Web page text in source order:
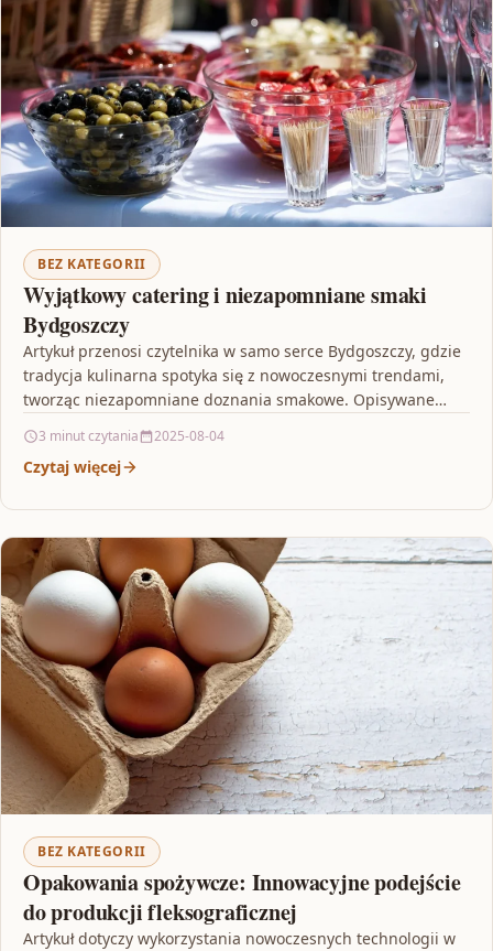
BEZ KATEGORII
Wyjątkowy catering i niezapomniane smaki
Bydgoszczy
Artykuł przenosi czytelnika w samo serce Bydgoszczy, gdzie
tradycja kulinarna spotyka się z nowoczesnymi trendami,
tworząc niezapomniane doznania smakowe. Opisywane
3 minut czytania 2025-08-04
Czytaj więcej
BEZ KATEGORII
Opakowania spożywcze: Innowacyjne podejście
do produkcji fleksograficznej
Artykuł dotyczy wykorzystania nowoczesnych technologii w